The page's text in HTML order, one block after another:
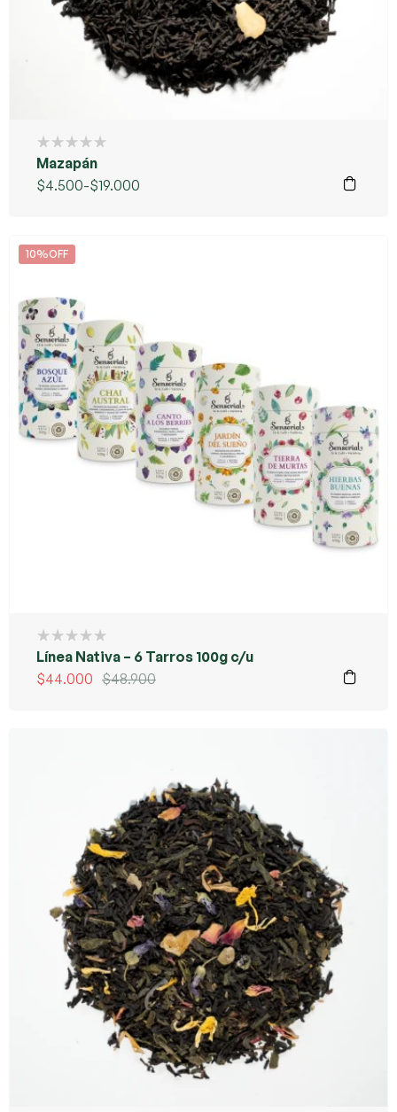
Mazapán
$4.500-$19.000
10%OFF
Línea Nativa – 6 Tarros 100g c/u
$48.900
$44.000